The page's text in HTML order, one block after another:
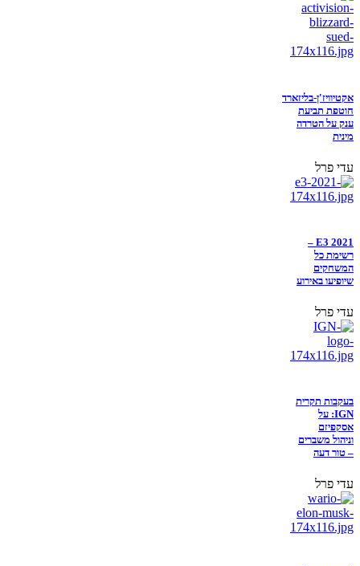
אקטיוויז'ן-בליזארד
חוטפת תביעת
ענק על הטרדה
מינית
עדי פרל
E3 2021 –
רשימת כל
המשחקים
שיופיעו באירוע
עדי פרל
בעקבות תקרית
IGN: על
אסקפיזם
וניהול משברים
– טור דעה
עדי פרל